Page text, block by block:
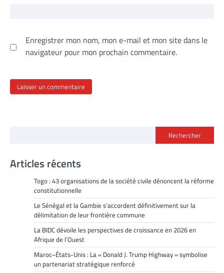
Enregistrer mon nom, mon e-mail et mon site dans le
navigateur pour mon prochain commentaire.
Rechercher
Articles récents
Togo : 43 organisations de la société civile dénoncent la réforme
constitutionnelle
Le Sénégal et la Gambie s’accordent définitivement sur la
délimitation de leur frontière commune
La BIDC dévoile les perspectives de croissance en 2026 en
Afrique de l’Ouest
Maroc–États-Unis : La « Donald J. Trump Highway » symbolise
un partenariat stratégique renforcé